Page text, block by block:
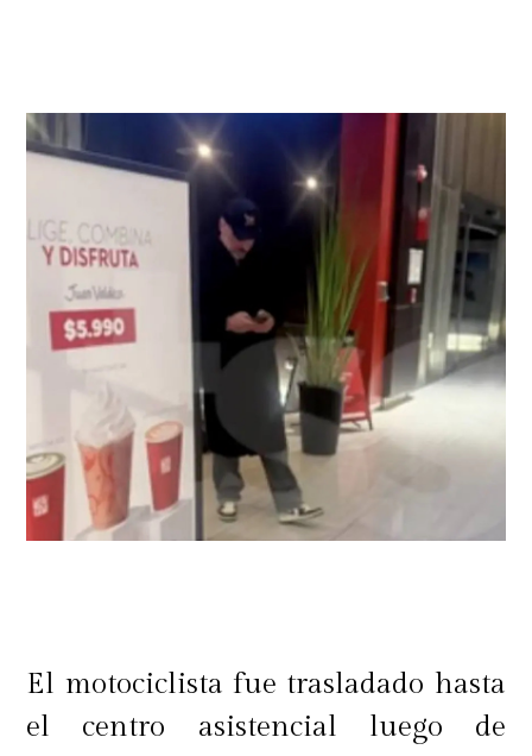
El motociclista fue trasladado hasta
el centro asistencial luego de